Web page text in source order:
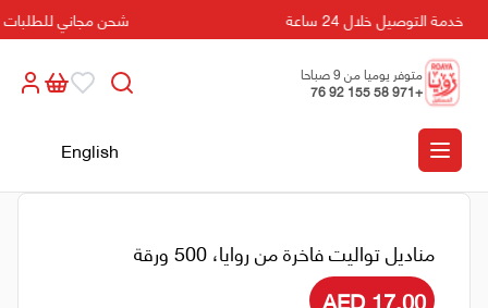
خدمة التوصيل خلال 24 ساعة شحن مجاني للطلبات التي
متوفر يوميا من 9 صباحا
الى 5 مسائا
+971 58 155 92 76
English
مناديل تواليت فاخرة من روايا، 500 ورقة
AED 17.00